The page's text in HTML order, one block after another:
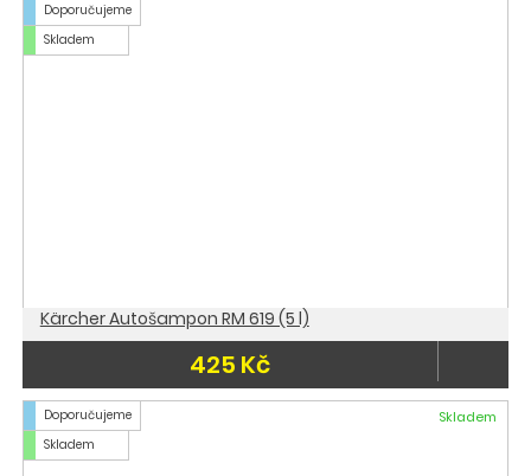
Doporučujeme
Skladem
Kärcher Autošampon RM 619 (5 l)
425 Kč
Doporučujeme
Skladem
Skladem